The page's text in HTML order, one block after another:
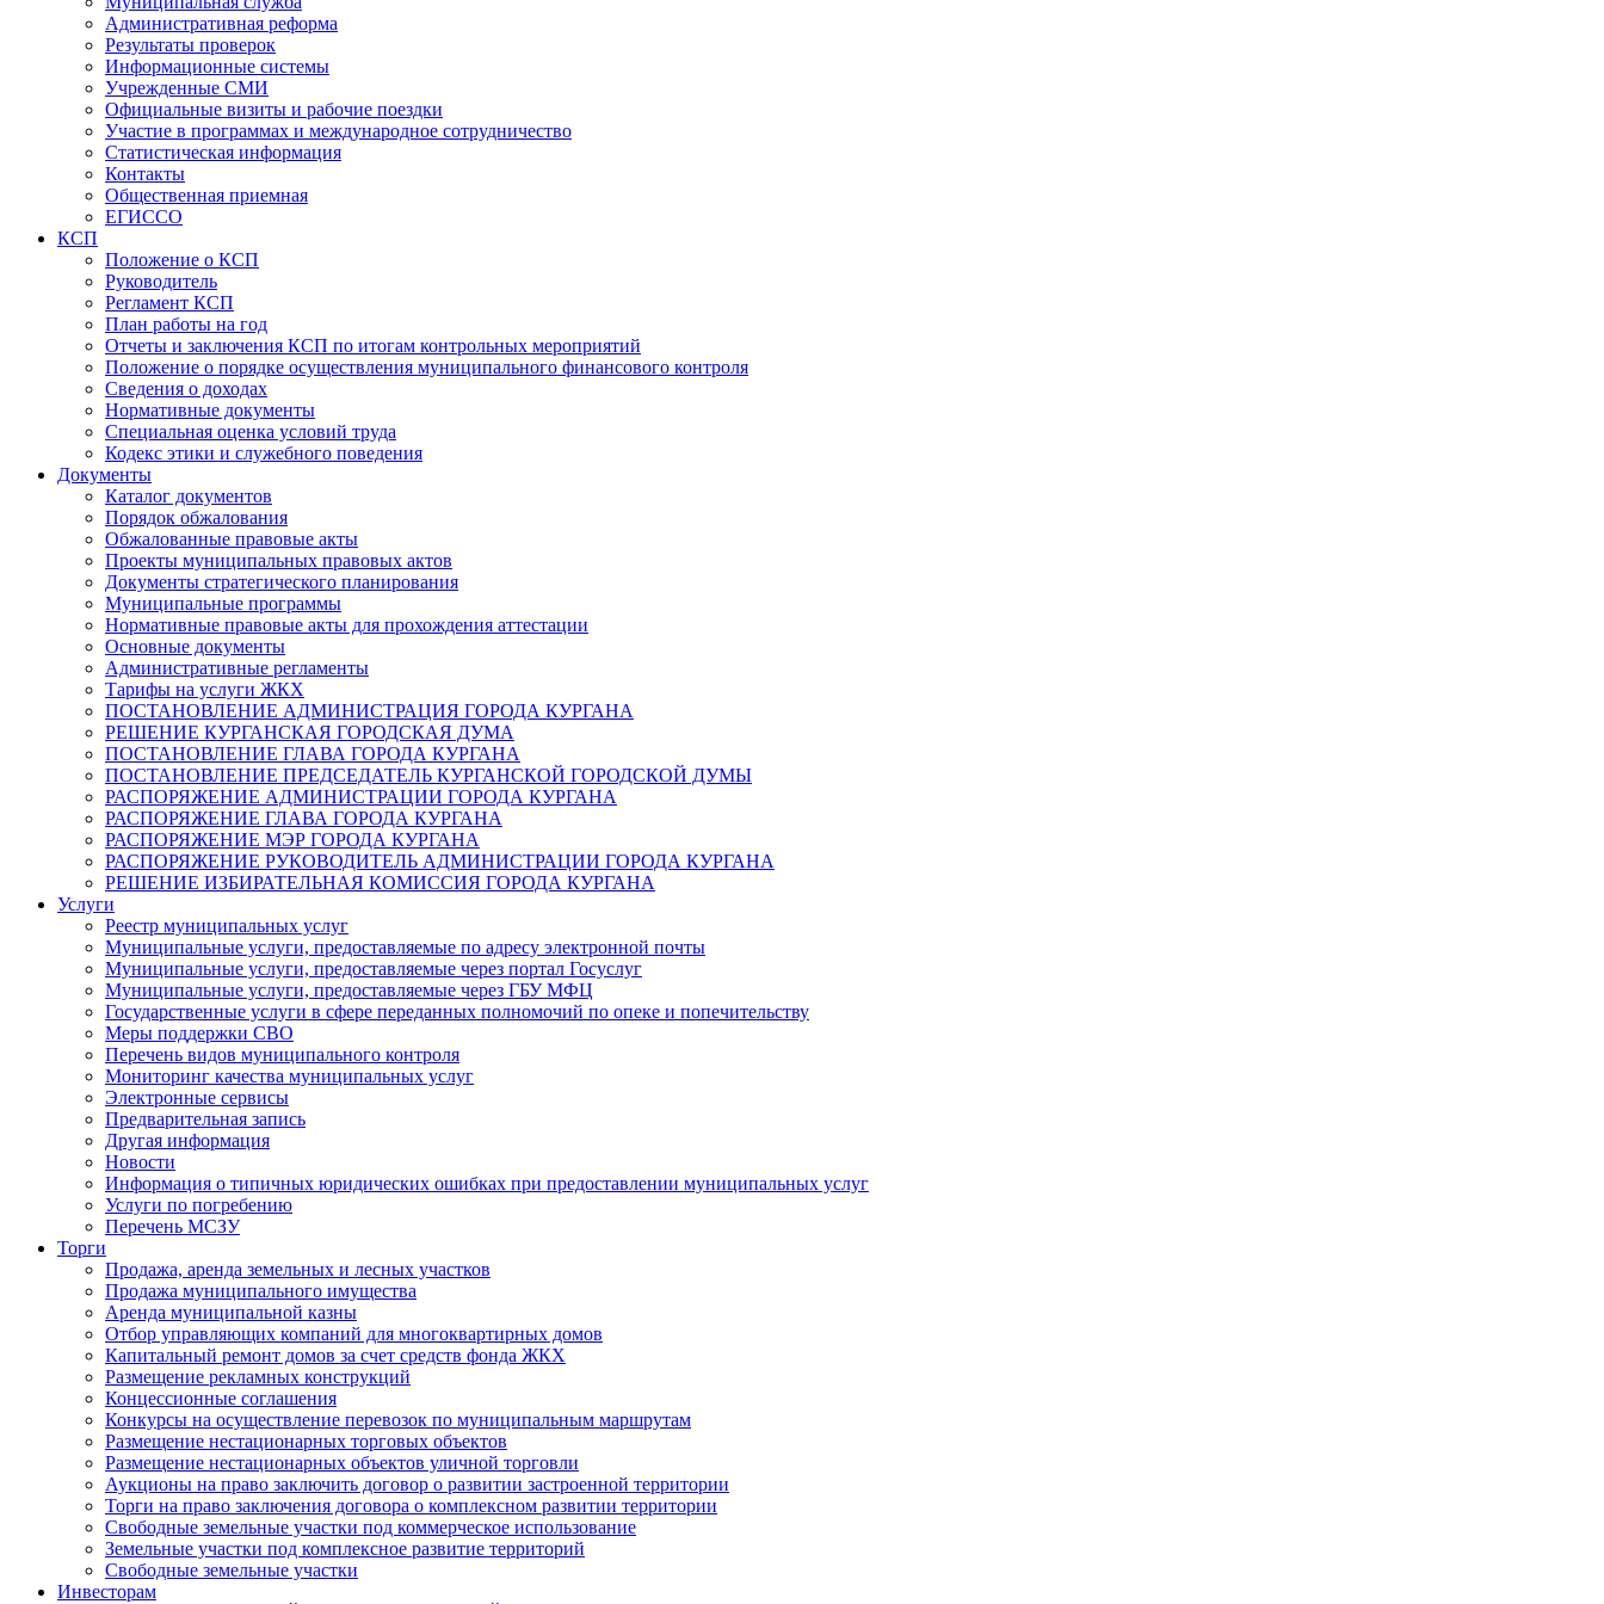
Административная реформа
Результаты проверок
Информационные системы
Учрежденные СМИ
Официальные визиты и рабочие поездки
Участие в программах и международное сотрудничество
Статистическая информация
Контакты
Общественная приемная
ЕГИССО
КСП
Положение о КСП
Руководитель
Регламент КСП
План работы на год
Отчеты и заключения КСП по итогам контрольных мероприятий
Положение о порядке осуществления муниципального финансового контроля
Сведения о доходах
Нормативные документы
Специальная оценка условий труда
Кодекс этики и служебного поведения
Документы
Каталог документов
Порядок обжалования
Обжалованные правовые акты
Проекты муниципальных правовых актов
Документы стратегического планирования
Муниципальные программы
Нормативные правовые акты для прохождения аттестации
Основные документы
Административные регламенты
Тарифы на услуги ЖКХ
ПОСТАНОВЛЕНИЕ АДМИНИСТРАЦИЯ ГОРОДА КУРГАНА
РЕШЕНИЕ КУРГАНСКАЯ ГОРОДСКАЯ ДУМА
ПОСТАНОВЛЕНИЕ ГЛАВА ГОРОДА КУРГАНА
ПОСТАНОВЛЕНИЕ ПРЕДСЕДАТЕЛЬ КУРГАНСКОЙ ГОРОДСКОЙ ДУМЫ
РАСПОРЯЖЕНИЕ АДМИНИСТРАЦИИ ГОРОДА КУРГАНА
РАСПОРЯЖЕНИЕ ГЛАВА ГОРОДА КУРГАНА
РАСПОРЯЖЕНИЕ МЭР ГОРОДА КУРГАНА
РАСПОРЯЖЕНИЕ РУКОВОДИТЕЛЬ АДМИНИСТРАЦИИ ГОРОДА КУРГАНА
РЕШЕНИЕ ИЗБИРАТЕЛЬНАЯ КОМИССИЯ ГОРОДА КУРГАНА
Услуги
Реестр муниципальных услуг
Муниципальные услуги, предоставляемые по адресу электронной почты
Муниципальные услуги, предоставляемые через портал Госуслуг
Муниципальные услуги, предоставляемые через ГБУ МФЦ
Государственные услуги в сфере переданных полномочий по опеке и попечительству
Меры поддержки СВО
Перечень видов муниципального контроля
Мониторинг качества муниципальных услуг
Электронные сервисы
Предварительная запись
Другая информация
Новости
Информация о типичных юридических ошибках при предоставлении муниципальных услуг
Услуги по погребению
Перечень МСЗУ
Торги
Продажа, аренда земельных и лесных участков
Продажа муниципального имущества
Аренда муниципальной казны
Отбор управляющих компаний для многоквартирных домов
Капитальный ремонт домов за счет средств фонда ЖКХ
Размещение рекламных конструкций
Концессионные соглашения
Конкурсы на осуществление перевозок по муниципальным маршрутам
Размещение нестационарных торговых объектов
Размещение нестационарных объектов уличной торговли
Аукционы на право заключить договор о развитии застроенной территории
Торги на право заключения договора о комплексном развитии территории
Свободные земельные участки под коммерческое использование
Земельные участки под комплексное развитие территорий
Свободные земельные участки
Инвесторам